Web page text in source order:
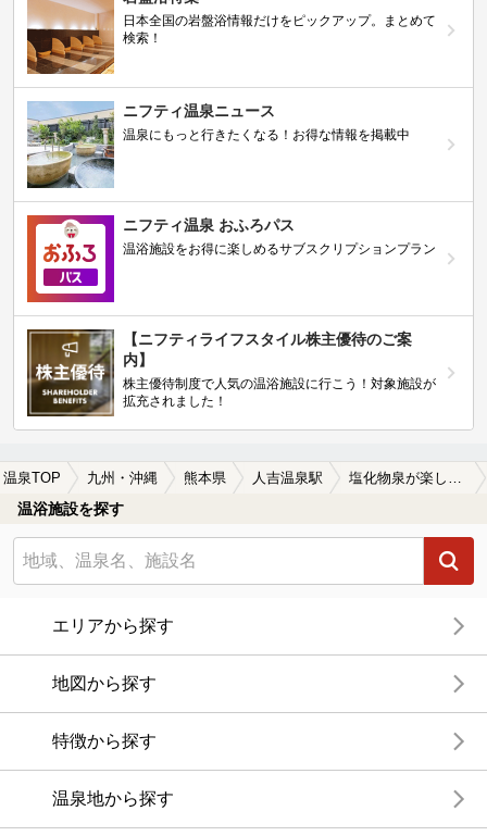
日本全国の岩盤浴情報だけをピックアップ。まとめて
検索！
ニフティ温泉ニュース
温泉にもっと行きたくなる！お得な情報を掲載中
ニフティ温泉 おふろパス
温浴施設をお得に楽しめるサブスクリプションプラン
【ニフティライフスタイル株主優待のご案
内】
株主優待制度で人気の温浴施設に行こう！対象施設が
拡充されました！
温泉TOP 九州・沖縄 熊本県 人吉温泉駅 塩化物泉が楽しめる人吉温泉駅近くの温泉、日帰り温泉、スーパー銭湯おすすめ
温浴施設を探す
エリアから探す
地図から探す
特徴から探す
温泉地から探す